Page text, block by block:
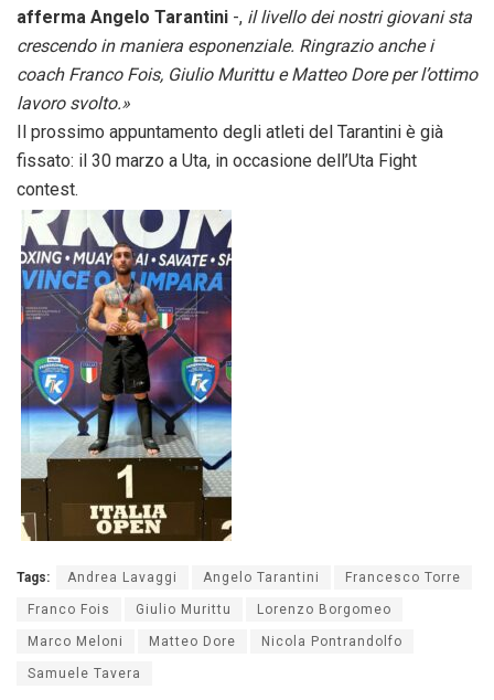
afferma Angelo Tarantini -, il livello dei nostri giovani sta
crescendo in maniera esponenziale. Ringrazio anche i
coach Franco Fois, Giulio Murittu e Matteo Dore per l’ottimo
lavoro svolto.»
Il prossimo appuntamento degli atleti del Tarantini è già
fissato: il 30 marzo a Uta, in occasione dell’Uta Fight
contest.
Tags: Andrea Lavaggi Angelo Tarantini Francesco Torre
Franco Fois Giulio Murittu Lorenzo Borgomeo
Marco Meloni Matteo Dore Nicola Pontrandolfo
Samuele Tavera